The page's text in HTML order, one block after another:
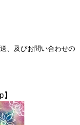
、及びお問い合わせの